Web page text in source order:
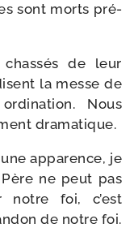
sont morts pré­
de leur
la messe de
Nous
dramatique.
appa­rence, je
Père ne peut pas
notre foi, c’est
de notre foi.